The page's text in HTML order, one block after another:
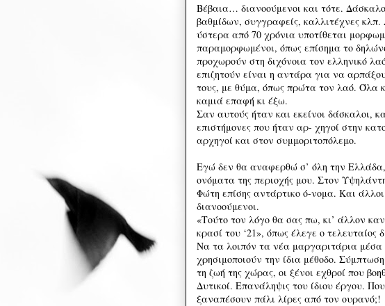
Βέβαια… διανοούμενοι και τότε.
βαθμίδων, συγγραφείς, καλλιτέχνες
ύστερα από 70 χρόνια υποτίθεται
παραμορφωμένοι, όπως επίσημα το
προχωρούν στη διχόνοια τον ελληνικό
επιζητούν είναι η αντάρα για να
τους, με θύμα, όπως πρώτα τον λαό. Όλα
καμιά επαφή κι έξω.
Σαν αυτούς ήταν και εκείνοι δάσκαλοι,
επιστήμονες που ήταν αρ- χηγοί στην
αρχηγοί και στον συμμοριτοπόλεμο.
Εγώ δεν θα αναφερθώ σ’ όλη την
ονόματα της περιοχής μου. Στον
Φώτη επίσης αντάρτικο ό-νομα. Και άλλοι
διανοούμενοι.
«Τούτο τον λόγο θα σας πω, κι’ άλλον
κρασί του ‘21», όπως έλεγε ο
Να τα λοιπόν τα νέα μαργαριτάρια
χρησιμοποιούν την ίδια μέθοδο. Σύμπτωση
τη ζωή της χώρας, οι ξένοι εχθροί που
Δυτικοί. Επανάληψις του ίδιου έργου.
ξαναπέσουν πάλι λίρες από τον ουρανό;!